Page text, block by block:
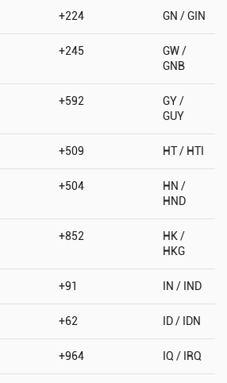
+224 GN / GIN
+245
GW /
GNB
+592
GY /
GUY
+509 HT / HTI
+504
HN /
HND
+852
HK /
HKG
+91 IN / IND
+62 ID / IDN
+964 IQ / IRQ